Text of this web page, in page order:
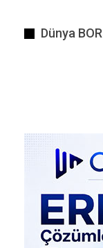
basınç ve
Bu dalışlar
yaşamın
önce,
(cold-seep)
metre daha
vahaların 9,5
öğrendik; su
Dünya